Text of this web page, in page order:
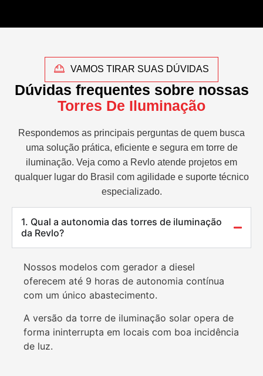
VAMOS TIRAR SUAS DÚVIDAS
Dúvidas frequentes sobre nossas
Torres De Iluminação
Respondemos as principais perguntas de quem busca
uma solução prática, eficiente e segura em torre de
iluminação. Veja como a Revlo atende projetos em
qualquer lugar do Brasil com agilidade e suporte técnico
especializado.
1. Qual a autonomia das torres de iluminação
da Revlo?
Nossos modelos com gerador a diesel
oferecem até 9 horas de autonomia contínua
com um único abastecimento.
A versão da torre de iluminação solar opera de
forma ininterrupta em locais com boa incidência
de luz.